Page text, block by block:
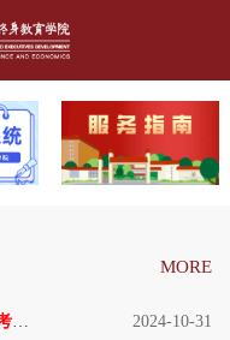
上海财经大学成人高等学历教育成绩考核与绩点对照表（中英文对照） 2024-10-31
MORE